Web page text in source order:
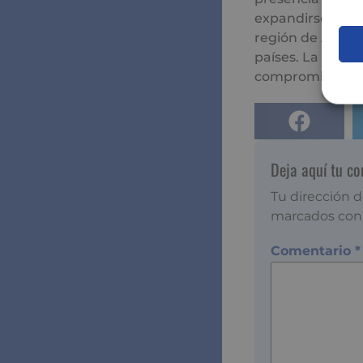
expandirse a
región de
países. La
compromiso de
Deja aquí tu
Tu dirección
marcados con
Comentario *